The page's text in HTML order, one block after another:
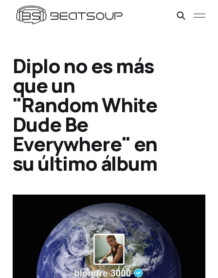
Diplo no es más
que un
"Random White
Dude Be
Everywhere" en
su último álbum